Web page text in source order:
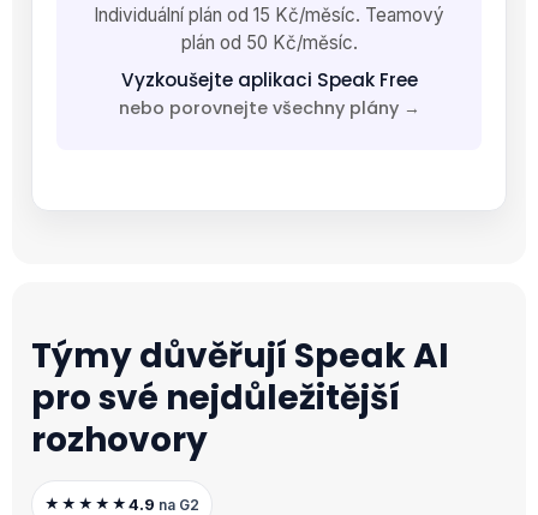
Individuální plán od 15 Kč/měsíc. Teamový
plán od 50 Kč/měsíc.
Vyzkoušejte aplikaci Speak Free
nebo porovnejte všechny plány →
Týmy důvěřují Speak AI
pro své nejdůležitější
rozhovory
★★★★★ 4.9 na G2